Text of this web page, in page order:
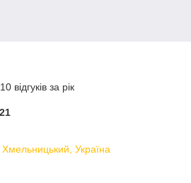
відгуків за рік
Україна